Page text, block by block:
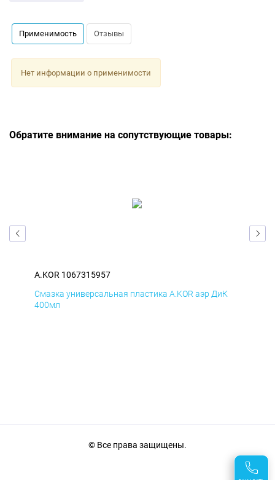
Применимость Отзывы
Нет информации о применимости
Обратите внимание на сопутствующие товары:
A.KOR 1067315957
Смазка универсальная пластика A.KOR аэр ДиК
400мл
© Все права защищены.